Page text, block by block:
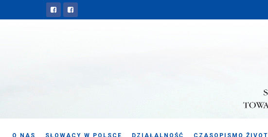
O NAS SŁOWACY W POLSCE DZIAŁALNOŚĆ CZASOPISMO ŽIVOT